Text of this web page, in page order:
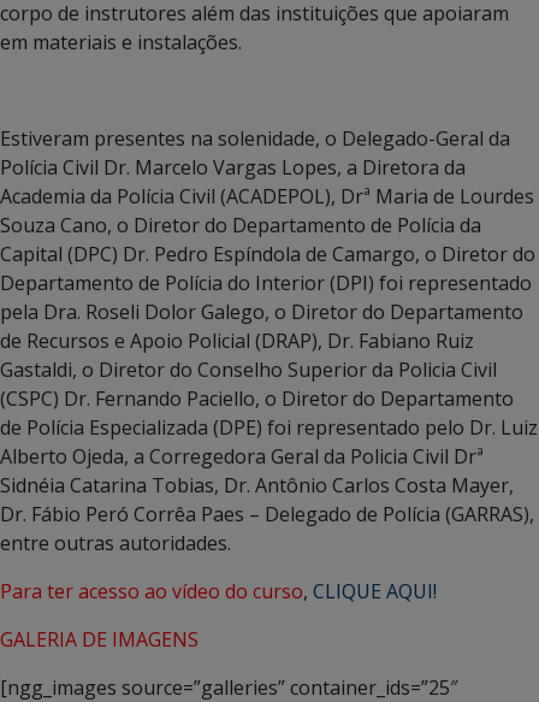
corpo de instrutores além das instituições que apoiaram
em materiais e instalações.
Estiveram presentes na solenidade, o Delegado-Geral da
Polícia Civil Dr. Marcelo Vargas Lopes, a Diretora da
Academia da Polícia Civil (ACADEPOL), Drª Maria de Lourdes
Souza Cano, o Diretor do Departamento de Polícia da
Capital (DPC) Dr. Pedro Espíndola de Camargo, o Diretor do
Departamento de Polícia do Interior (DPI) foi representado
pela Dra. Roseli Dolor Galego, o Diretor do Departamento
de Recursos e Apoio Policial (DRAP), Dr. Fabiano Ruiz
Gastaldi, o Diretor do Conselho Superior da Policia Civil
(CSPC) Dr. Fernando Paciello, o Diretor do Departamento
de Polícia Especializada (DPE) foi representado pelo Dr. Luiz
Alberto Ojeda, a Corregedora Geral da Policia Civil Drª
Sidnéia Catarina Tobias, Dr. Antônio Carlos Costa Mayer,
Dr. Fábio Peró Corrêa Paes – Delegado de Polícia (GARRAS),
entre outras autoridades.
Para ter acesso ao vídeo do curso, CLIQUE AQUI!
GALERIA DE IMAGENS
[ngg_images source=”galleries” container_ids=”25″